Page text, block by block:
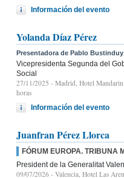
Información del evento
Yolanda Díaz Pérez
Presentadora de Pablo Bustinduy
Vicepresidenta Segunda del
Social
27/11/2025 - Madrid, Hotel
horas
Información del evento
Juanfran Pérez Llorca
FÓRUM EUROPA. TRIBUNA
President de la Generalitat
09/07/2026 - Valencia, Hotel Las